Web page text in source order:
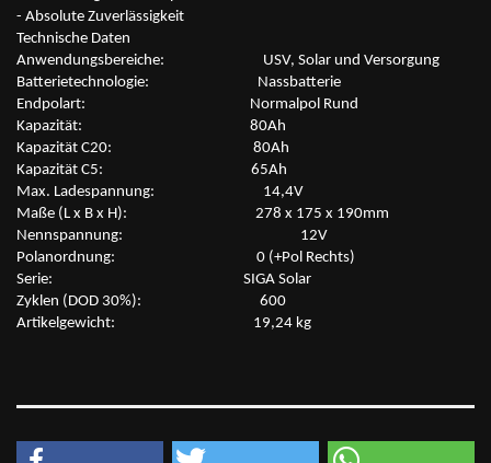
- Absolute Zuverlässigkeit
Technische Daten
Anwendungsbereiche: USV, Solar und Versorgung
Batterietechnologie: Nassbatterie
Endpolart: Normalpol Rund
Kapazität: 80Ah
Kapazität C20: 80Ah
Kapazität C5: 65Ah
Max. Ladespannung: 14,4V
Maße (L x B x H): 278 x 175 x 190mm
Nennspannung: 12V
Polanordnung: 0 (+Pol Rechts)
Serie: SIGA Solar
Zyklen (DOD 30%): 600
Artikelgewicht: 19,24 kg